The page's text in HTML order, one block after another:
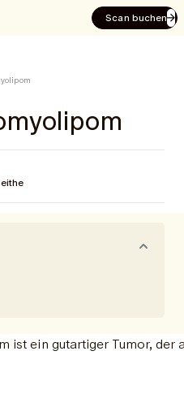
Scan buchen
ist ein gutartiger Tumor,